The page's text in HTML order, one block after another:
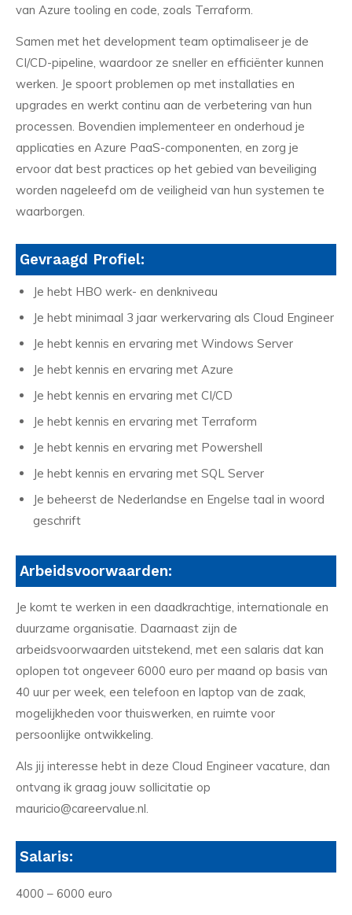
van Azure tooling en code, zoals Terraform.
Samen met het development team optimaliseer je de
CI/CD-pipeline, waardoor ze sneller en efficiënter kunnen
werken. Je spoort problemen op met installaties en
upgrades en werkt continu aan de verbetering van hun
processen. Bovendien implementeer en onderhoud je
applicaties en Azure PaaS-componenten, en zorg je
ervoor dat best practices op het gebied van beveiliging
worden nageleefd om de veiligheid van hun systemen te
waarborgen.
Gevraagd Profiel:
Je hebt HBO werk- en denkniveau
Je hebt minimaal 3 jaar werkervaring als Cloud Engineer
Je hebt kennis en ervaring met Windows Server
Je hebt kennis en ervaring met Azure
Je hebt kennis en ervaring met CI/CD
Je hebt kennis en ervaring met Terraform
Je hebt kennis en ervaring met Powershell
Je hebt kennis en ervaring met SQL Server
Je beheerst de Nederlandse en Engelse taal in woord
geschrift
Arbeidsvoorwaarden:
Je komt te werken in een daadkrachtige, internationale en
duurzame organisatie. Daarnaast zijn de
arbeidsvoorwaarden uitstekend, met een salaris dat kan
oplopen tot ongeveer 6000 euro per maand op basis van
40 uur per week, een telefoon en laptop van de zaak,
mogelijkheden voor thuiswerken, en ruimte voor
persoonlijke ontwikkeling.
Als jij interesse hebt in deze Cloud Engineer vacature, dan
ontvang ik graag jouw sollicitatie op
mauricio@careervalue.nl.
Salaris:
4000 – 6000 euro